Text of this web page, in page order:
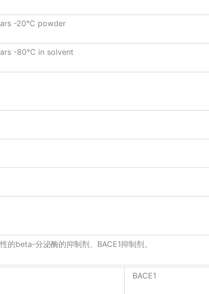
-20°C powder
-80°C in solvent
beta-分泌酶的抑制剂、BACE1抑制剂。
BACE1